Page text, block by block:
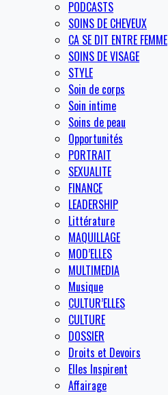
PODCASTS
SOINS DE CHEVEUX
CA SE DIT ENTRE FEMME
SOINS DE VISAGE
STYLE
Soin de corps
Soin intime
Soins de peau
Opportunités
PORTRAIT
SEXUALITE
FINANCE
LEADERSHIP
Littérature
MAQUILLAGE
MOD’ELLES
MULTIMEDIA
Musique
CULTUR’ELLES
CULTURE
DOSSIER
Droits et Devoirs
Elles Inspirent
Affairage